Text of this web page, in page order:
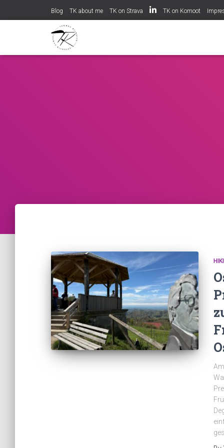
Blog TK about me TK on Strava TK on Komoot